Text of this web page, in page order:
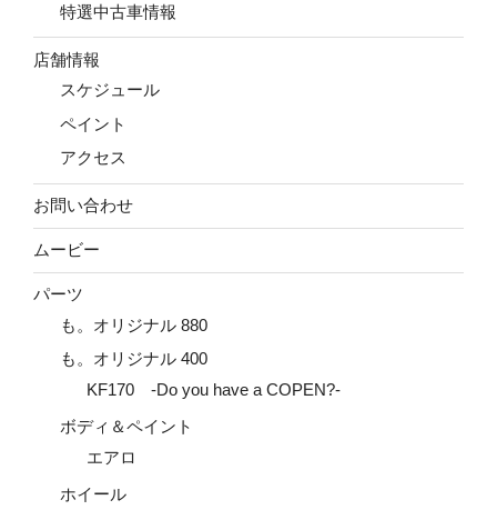
特選中古車情報
店舗情報
スケジュール
ペイント
アクセス
お問い合わせ
ムービー
パーツ
も。オリジナル 880
も。オリジナル 400
KF170 -Do you have a COPEN?-
ボディ＆ペイント
エアロ
ホイール